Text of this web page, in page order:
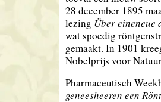
28 december 1895
lezing Über eineneue
wat spoedig
gemaakt. In 1901
Nobelprijs voor
Pharmaceutisch
geneesheeren een